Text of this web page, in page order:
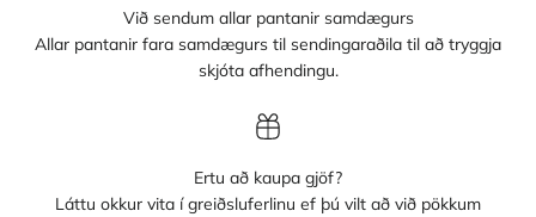
Við sendum allar pantanir samdægurs
Allar pantanir fara samdægurs til sendingaraðila til að tryggja
skjóta afhendingu.
Ertu að kaupa gjöf?
Láttu okkur vita í greiðsluferlinu ef þú vilt að við pökkum